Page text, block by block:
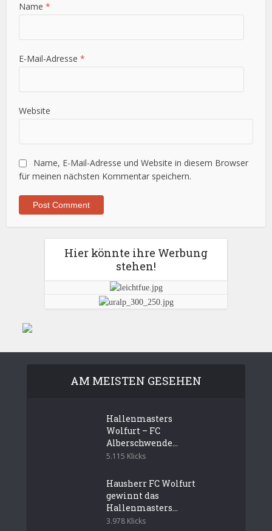
Name*
E-Mail-Adresse*
Website
Name, E-Mail-Adresse und Website in diesem Browser
für meinen nächsten Kommentar speichern.
Hier könnte ihre Werbung
stehen!
AM MEISTEN GESEHEN
Hallenmasters
Wolfurt – FC
Alberschwende...
5.115 Klicks
Hausherr FC Wolfurt
gewinnt das
Hallenmasters...
3.978 Klicks